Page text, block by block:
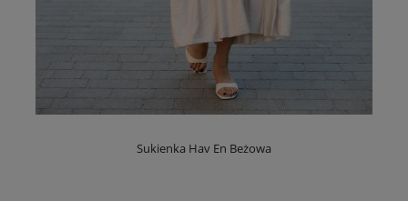
Sukienka Hav En Beżowa